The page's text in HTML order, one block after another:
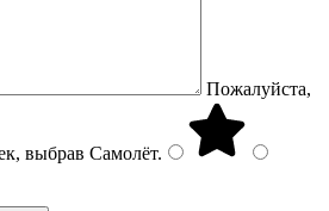
Пожалуйста,
выбрав Самолёт.